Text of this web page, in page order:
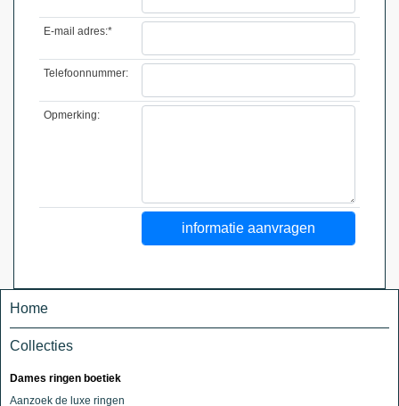
E-mail adres:*
Telefoonnummer:
Opmerking:
Home
Collecties
Dames ringen boetiek
Aanzoek de luxe ringen